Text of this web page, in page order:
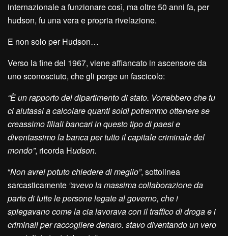
internazionale a funzionare così, ma oltre 50 anni fa, per
hudson, fu una vera e propria rivelazione.
E non solo per Hudson…
Verso la fine del 1967, viene affiancato in ascensore da
uno sconosciuto, che gli porge un fascicolo:
“È un rapporto del dipartimento di stato. Vorrebbero che tu
ci aiutassi a calcolare quanti soldi potremmo ottenere se
creassimo filiali bancari in questo tipo di paesi e
diventassimo la banca per tutto il capitale criminale del
mondo”, ricorda Hudson.
“Non avrei potuto chiedere di meglio”, sottolinea
sarcasticamente “avevo la massima collaborazione da
parte di tutte le persone legate al governo, che i
spiegavano come la cia lavorava con il traffico di droga e i
criminali per raccogliere denaro. stavo diventando un vero